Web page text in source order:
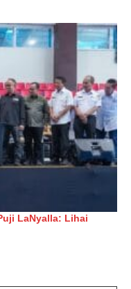
LaNyalla: Lihai